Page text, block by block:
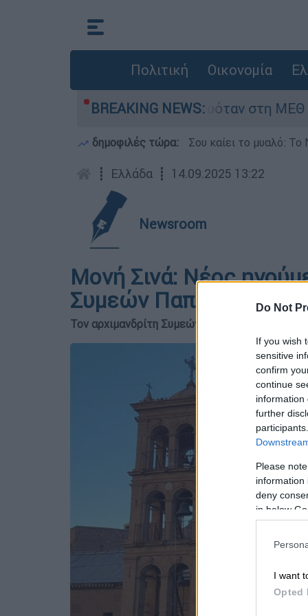
Do Not
If you wish
sensitive
confirm
continue
information
further
Please
information
deny
in below
I want
Opted
Πολιτική Οικονομία
BREAKING NEWS:
8 ημερών - Νοσηλευόταν στη ΜΕΘ
δημοφιλές τώρα: Σου καίει το μυαλό:
┋ Ελλάδα ┋ 14.09.2025 13:22
Newsroom
Μονή Σινά: Νέος
Συμεών Παπαδόπουλος
Τον αρχιμανδρίτη Συμεών Παπαδόπουλο